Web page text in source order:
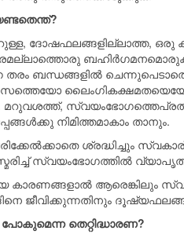
ദോഷഫലങ്ങളില്ലാത്ത,
തരം ബന്ധങ്ങളില്‍
മറുവശത്ത്,
നിമിത്തമാകാം താനും.
ശ്രദ്ധിച്ചും
സ്വയംഭോഗത്തില്‍
ആരെങ്കിലും
ജീവിക്കുന്നതിനും
തെറ്റിദ്ധാരണ?